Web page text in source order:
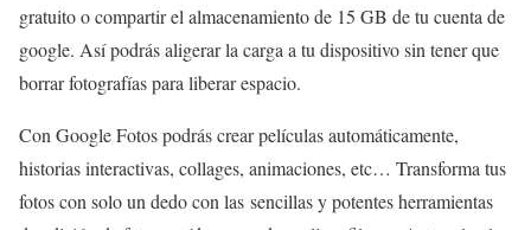
gratuito o compartir el almacenamiento de 15 GB de tu cuenta de
google. Así podrás aligerar la carga a tu dispositivo sin tener que
borrar fotografías para liberar espacio.
Con Google Fotos podrás crear películas automáticamente,
historias interactivas, collages, animaciones, etc… Transforma tus
fotos con solo un dedo con las sencillas y potentes herramientas